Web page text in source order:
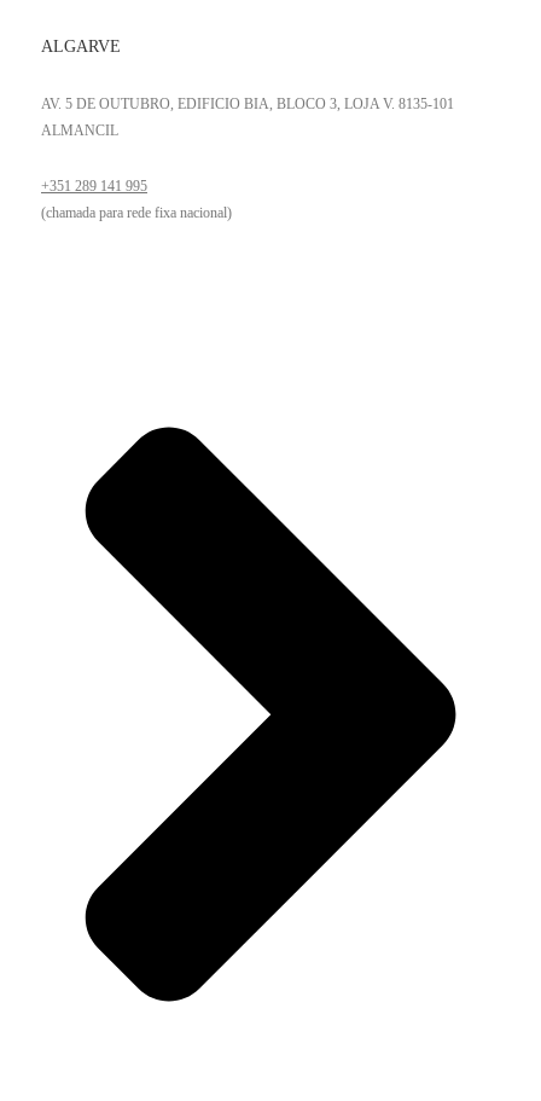
ALGARVE
AV. 5 DE OUTUBRO, EDIFICIO BIA, BLOCO 3, LOJA V. 8135-101
ALMANCIL
+351 289 141 995
(chamada para rede fixa nacional)